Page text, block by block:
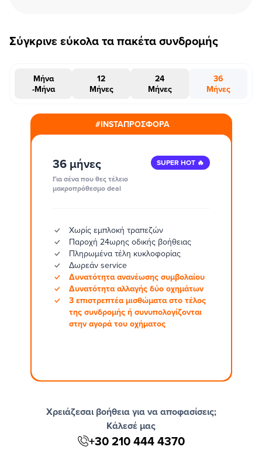
Σύγκρινε εύκολα τα πακέτα συνδρομής
Μήνα
-Μήνα
12
Μήνες
24
Μήνες
36
Μήνες
#INSTAΠΡΟΣΦΟΡΑ
36 μήνες
Για σένα που θες τέλειο
μακροπρόθεσμο deal
SUPER HOT 🔥
Χωρίς εμπλοκή τραπεζών
Παροχή 24ωρης οδικής βοήθειας
Πληρωμένα τέλη κυκλοφορίας
Δωρεάν service
Δυνατότητα ανανέωσης συμβολαίου
Δυνατότητα αλλαγής δύο οχημάτων
3 επιστρεπτέα μισθώματα στο τέλος
της συνδρομής ή συνυπολογίζονται
στην αγορά του οχήματος
Χρειάζεσαι βοήθεια για να αποφασίσεις;
Κάλεσέ μας
+30 210 444 4370